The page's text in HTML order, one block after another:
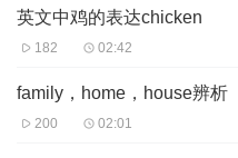
英文中鸡的表达chicken
182 02:42
family，home，house辨析
200 02:01